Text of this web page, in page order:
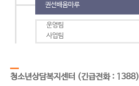
권선배움마루
운영팀
사업팀
청소년상담복지센터 (긴급전화 : 1388)